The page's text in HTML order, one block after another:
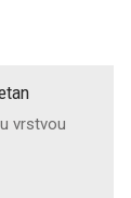
vrstvou